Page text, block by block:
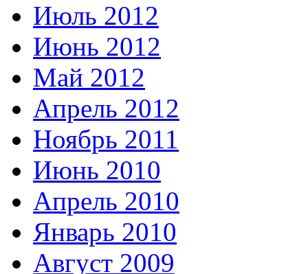
Июль 2012
Июнь 2012
Май 2012
Апрель 2012
Ноябрь 2011
Июнь 2010
Апрель 2010
Январь 2010
Август 2009